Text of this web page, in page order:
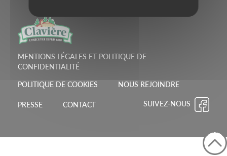
l’article
MENTIONS LÉGALES ET POLITIQUE DE
CONFIDENTIALITÉ
POLITIQUE DE COOKIES NOUS REJOINDRE
PRESSE CONTACT SUIVEZ-NOUS